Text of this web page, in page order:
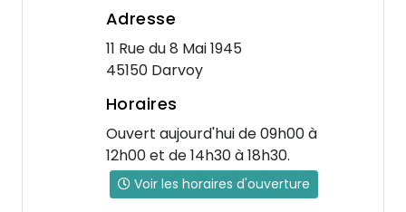
Adresse
11 Rue du 8 Mai 1945
45150 Darvoy
Horaires
Ouvert aujourd'hui de 09h00 à
12h00 et de 14h30 à 18h30.
Voir les horaires d'ouverture